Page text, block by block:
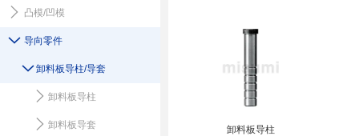
凸模/凹模
导向零件
卸料板导柱/导套
卸料板导柱
卸料板导套 卸料板导柱